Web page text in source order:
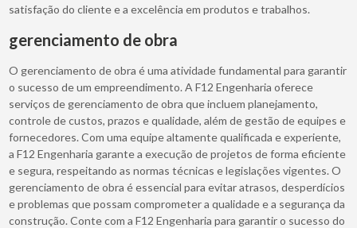
satisfação do cliente e a excelência em produtos e trabalhos.
gerenciamento de obra
O gerenciamento de obra é uma atividade fundamental para garantir
o sucesso de um empreendimento. A F12 Engenharia oferece
serviços de gerenciamento de obra que incluem planejamento,
controle de custos, prazos e qualidade, além de gestão de equipes e
fornecedores. Com uma equipe altamente qualificada e experiente,
a F12 Engenharia garante a execução de projetos de forma eficiente
e segura, respeitando as normas técnicas e legislações vigentes. O
gerenciamento de obra é essencial para evitar atrasos, desperdícios
e problemas que possam comprometer a qualidade e a segurança da
construção. Conte com a F12 Engenharia para garantir o sucesso do